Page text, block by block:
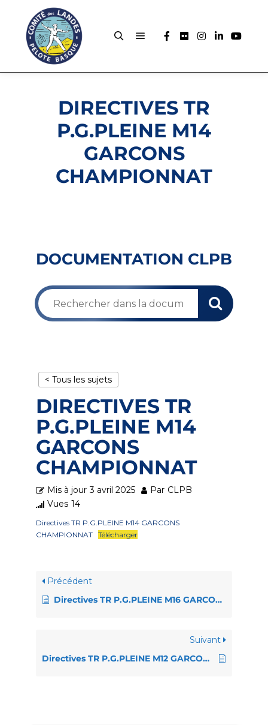
DIRECTIVES TR
P.G.PLEINE M14
GARCONS
CHAMPIONNAT
DOCUMENTATION CLPB
< Tous les sujets
DIRECTIVES TR
P.G.PLEINE M14
GARCONS
CHAMPIONNAT
Mis à jour 3 avril 2025 Par CLPB
Vues 14
Directives TR P.G.PLEINE M14 GARCONS
CHAMPIONNAT Télécharger
Précédent
Directives TR P.G.PLEINE M16 GARCONS CHAMPIONNAT
Suivant
Directives TR P.G.PLEINE M12 GARCONS CHAMPIONNAT